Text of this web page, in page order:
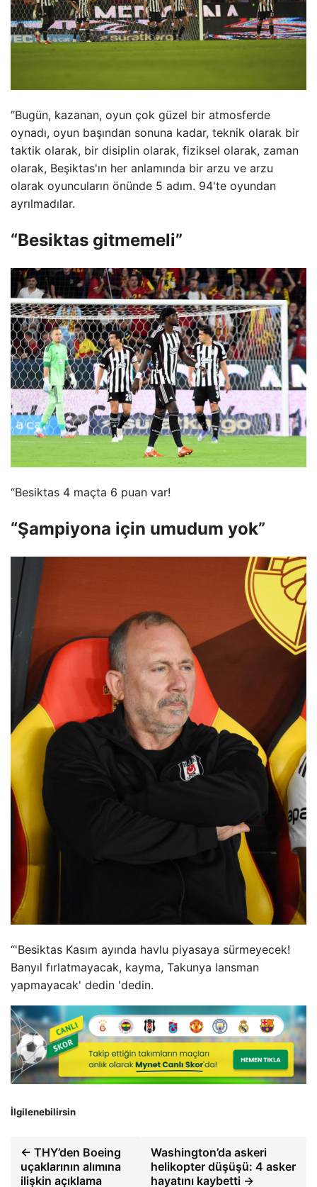
“Bugün, kazanan, oyun çok güzel bir atmosferde
oynadı, oyun başından sonuna kadar, teknik olarak bir
taktik olarak, bir disiplin olarak, fiziksel olarak, zaman
olarak, Beşiktas'ın her anlamında bir arzu ve arzu
olarak oyuncuların önünde 5 adım. 94'te oyundan
ayrılmadılar.
“Besiktas gitmemeli”
“Besiktas 4 maçta 6 puan var!
“Şampiyona için umudum yok”
“'Besiktas Kasım ayında havlu piyasaya sürmeyecek!
Banyıl fırlatmayacak, kayma, Takunya lansman
yapmayacak' dedin 'dedin.
İlgilenebilirsin
← THY’den Boeing
uçaklarının alımına
ilişkin açıklama
Washington’da askeri
helikopter düşüşü: 4 asker
hayatını kaybetti →